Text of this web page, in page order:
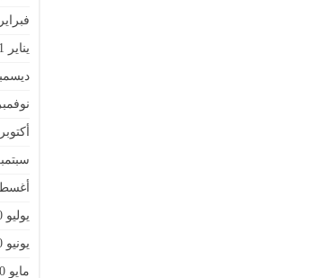
فبراير 2021
يناير 2021
ديسمبر
نوفمبر
أكتوبر
سبتمبر
أغسطس
يوليو 2020
يونيو 2020
مايو 2020